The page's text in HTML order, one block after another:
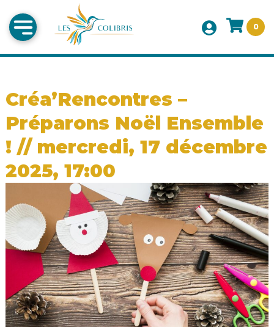
0
Créa’Rencontres –
Préparons Noël Ensemble
! // mercredi, 17 décembre
2025, 17:00